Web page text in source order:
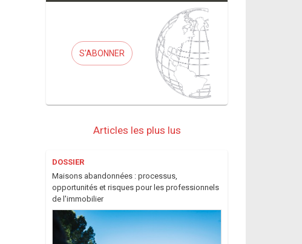
S'ABONNER
Articles les plus lus
DOSSIER
Maisons abandonnées : processus,
opportunités et risques pour les professionnels
de l'immobilier